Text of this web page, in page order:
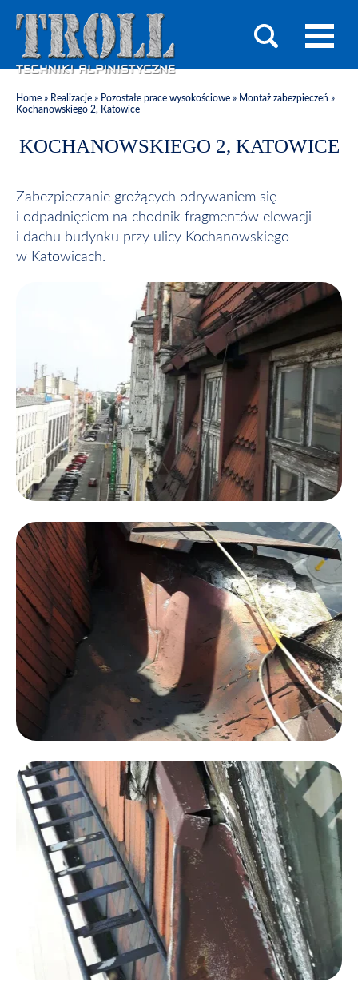
Home » Realizacje » Pozostałe prace wysokościowe » Montaż zabezpieczeń »
Kochanowskiego 2, Katowice
KOCHANOWSKIEGO 2, KATOWICE
Zabezpieczanie grożących odrywaniem się
i odpadnięciem na chodnik fragmentów elewacji
i dachu budynku przy ulicy Kochanowskiego
w Katowicach.